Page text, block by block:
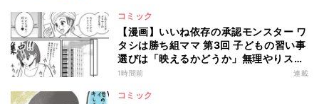
コミック
【漫画】いいね依存の承認モンスター ワ
タシは勝ち組ママ 第3回 子どもの習い事
選びは「映えるかどうか」無理やりスイ
ミングに連れていくも…?
1時間前 連載
コミック